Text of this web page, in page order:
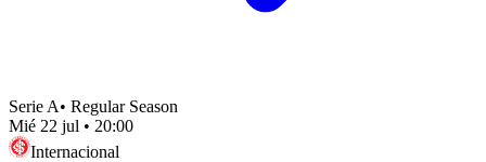
Serie A• Regular Season
Mié 22 jul • 20:00
Internacional